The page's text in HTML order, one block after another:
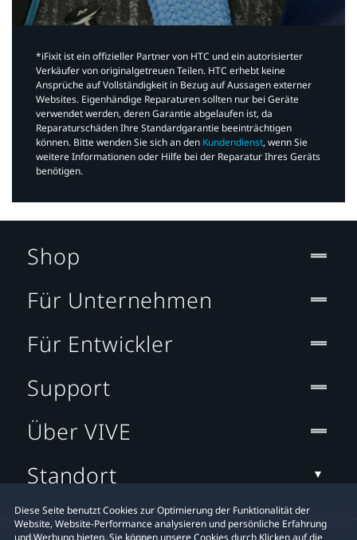
*iFixit ist ein offizieller Partner von HTC und ein autorisierter
Verkäufer von originalgetreuen Teilen. HTC erhebt keine
Ansprüche auf Vollständigkeit in Bezug auf Aussagen externer
Websites. Eigenhändige Reparaturen sollten nur bei Geräte
verwendet werden, deren Garantie abgelaufen ist, da
Reparaturschäden Ihre Standardgarantie beeinträchtigen
können. Bitte wenden Sie sich an den Kundendienst, wenn Sie
weitere Informationen oder Hilfe bei der Reparatur Ihres Geräts
benötigen.​
Diese Seite benutzt Cookies zur Optimierung der Funktionalität der
Website, Website-Performance analysieren und persönliche Erfahrung
und Werbung bieten. Sie können unsere Cookies durch Klicken auf die
Shop
Für Unternehmen
Für Entwickler
Support
Über VIVE
Standort